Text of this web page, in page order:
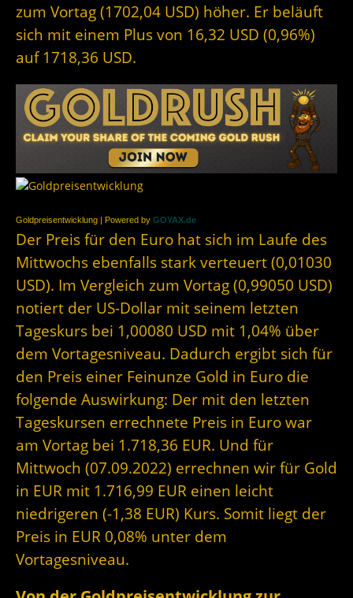
zum Vortag (1702,04 USD) höher. Er beläuft
sich mit einem Plus von 16,32 USD (0,96%)
auf 1718,36 USD.
Goldpreisentwicklung | Powered by GOYAX.de
Der Preis für den Euro hat sich im Laufe des
Mittwochs ebenfalls stark verteuert (0,01030
USD). Im Vergleich zum Vortag (0,99050 USD)
notiert der US-Dollar mit seinem letzten
Tageskurs bei 1,00080 USD mit 1,04% über
dem Vortagesniveau. Dadurch ergibt sich für
den Preis einer Feinunze Gold in Euro die
folgende Auswirkung: Der mit den letzten
Tageskursen errechnete Preis in Euro war
am Vortag bei 1.718,36 EUR. Und für
Mittwoch (07.09.2022) errechnen wir für Gold
in EUR mit 1.716,99 EUR einen leicht
niedrigeren (-1,38 EUR) Kurs. Somit liegt der
Preis in EUR 0,08% unter dem
Vortagesniveau.